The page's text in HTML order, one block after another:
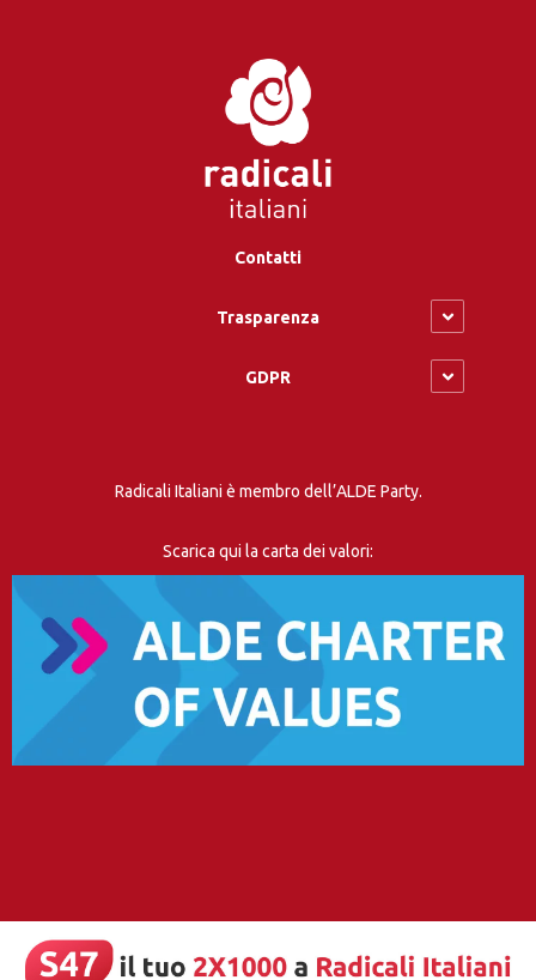
Contatti
Trasparenza
GDPR
Radicali Italiani è membro dell’ALDE Party.
Scarica qui la carta dei valori: